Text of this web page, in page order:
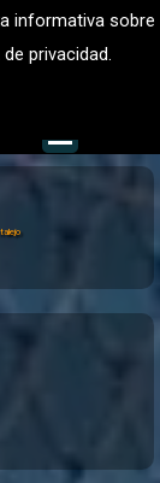
informativa sobre
privacidad.
FINCAS